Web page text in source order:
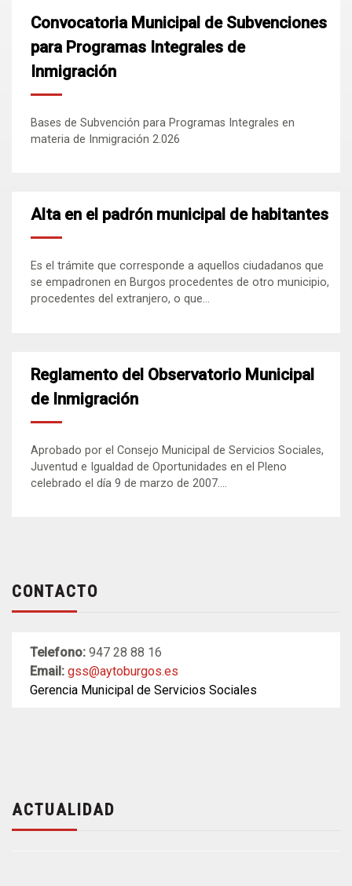
Convocatoria Municipal de Subvenciones
para Programas Integrales de
Inmigración
Bases de Subvención para Programas Integrales en
materia de Inmigración 2.026
Alta en el padrón municipal de habitantes
Es el trámite que corresponde a aquellos ciudadanos que
se empadronen en Burgos procedentes de otro municipio,
procedentes del extranjero, o que...
Reglamento del Observatorio Municipal
de Inmigración
Aprobado por el Consejo Municipal de Servicios Sociales,
Juventud e Igualdad de Oportunidades en el Pleno
celebrado el día 9 de marzo de 2007....
CONTACTO
Telefono: 947 28 88 16
Email: gss@aytoburgos.es
Gerencia Municipal de Servicios Sociales
ACTUALIDAD